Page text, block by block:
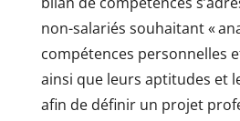
non-salariés souhaitant «
compétences personnelles
ainsi que leurs aptitudes et
afin de définir un projet